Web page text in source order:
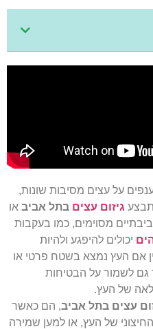
על עצים מסיבות שונות,
גיזום עצים בתל אביב או
מסוימים, כמו בעקבות
יכולים להיפגע ולהיות
אם העץ נמצא בשטח פרטי או
גם לשמור על הבטיחות
של העץ.
עצים בתל אביב, הם כאשר
של העץ, או למען שמירה